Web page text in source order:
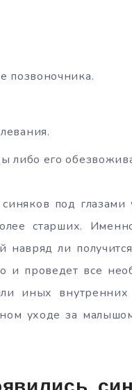
позвоночника.
либо его
под глазами
старших.
навряд ли
и проведет все
иных
уходе за